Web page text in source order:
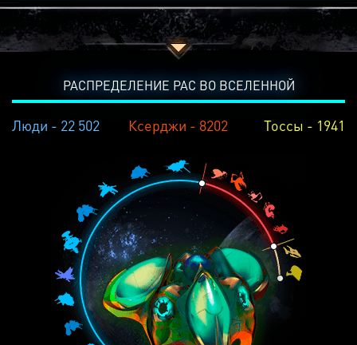
РАСПРЕДЕЛЕНИЕ РАС ВО ВСЕЛЕННОЙ
Люди - 22 502 Ксерджи - 8202 Тоссы - 1941